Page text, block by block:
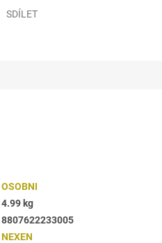
SDÍLET
OSOBNI
4.99 kg
8807622233005
NEXEN